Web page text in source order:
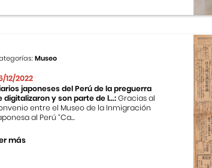
Museo
12/2022
japoneses del Perú de la preguerra
digitalizaron y son parte de l...:Gracias al
entre el Museo de la Inmigración
al Perú “Ca...
más